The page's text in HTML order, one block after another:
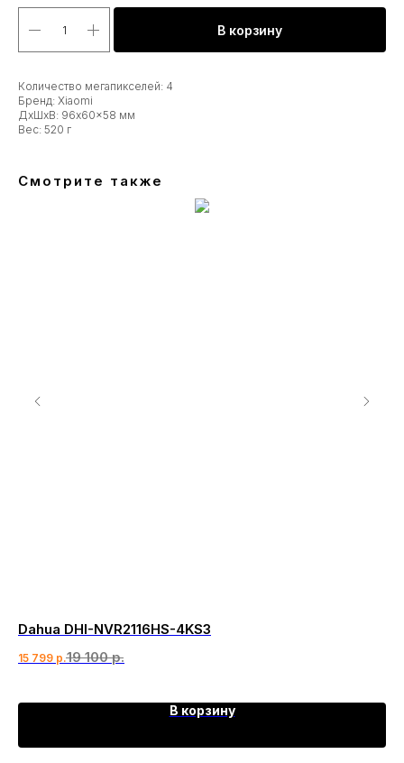
В корзину
Количество мегапикселей: 4
Бренд: Xiaomi
ДxШxВ: 96x60x58 мм
Вес: 520 г
Смотрите также
Dahua DHI-NVR2116HS-4KS3
15 799 р.19 100 р.
В корзину